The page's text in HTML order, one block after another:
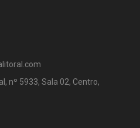
nº 5933, Sala 02, Centro,